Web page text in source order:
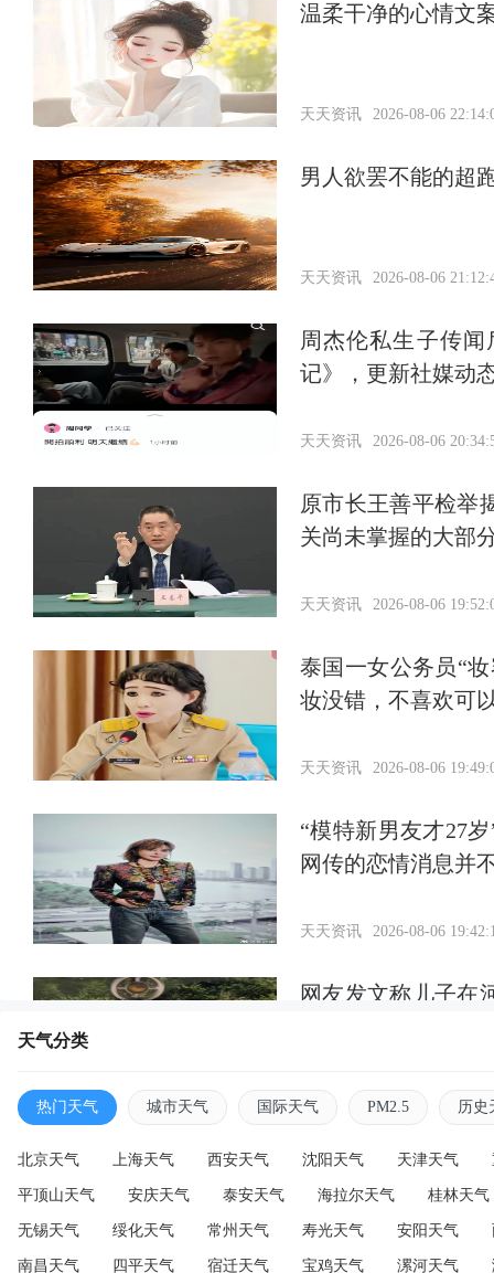
温柔干净的心情文
天天资讯 2026-08-06
男人欲罢不能的超
天天资讯 2026-08-06
周杰伦私生子传
记》，更新社媒动
天天资讯 2026-08-06
原市长王善平检举
关尚未掌握的大部
天天资讯 2026-08-06
泰国一女公务员“
妆没错，不喜欢可
天天资讯 2026-08-06
“模特新男友才27
网传的恋情消息并
天天资讯 2026-08-06
网友发文称儿子在
2026-08-06
天气分类
热门天气 城市天气 国际天气 PM2.5 历史
北京天气 上海天气 西安天气 沈阳天气 天津天气
平顶山天气 安庆天气 泰安天气 海拉尔天气 桂林天气
无锡天气 绥化天气 常州天气 寿光天气 安阳天气
南昌天气 四平天气 宿迁天气 宝鸡天气 漯河天气